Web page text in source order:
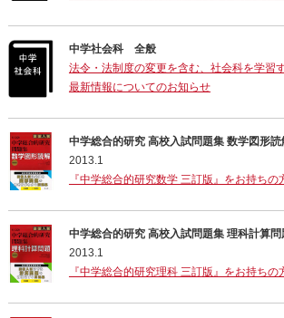
中学社会科 全般
法令・法制度の変更を含む、社会科を学習
最新情報についてのお知らせ
中学総合的研究 高校入試問題集 数学図形読
2013.1
『中学総合的研究数学 三訂版』をお持ちの
中学総合的研究 高校入試問題集 理科計算問
2013.1
『中学総合的研究理科 三訂版』をお持ちの